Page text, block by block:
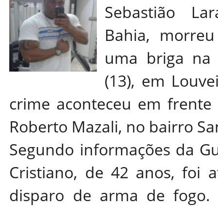
Sebastião
Bahia,
uma briga na
(13), em
crime aconteceu em
Roberto Mazali, no bairro
Segundo informações da
Cristiano, de 42 anos, foi
disparo de arma de